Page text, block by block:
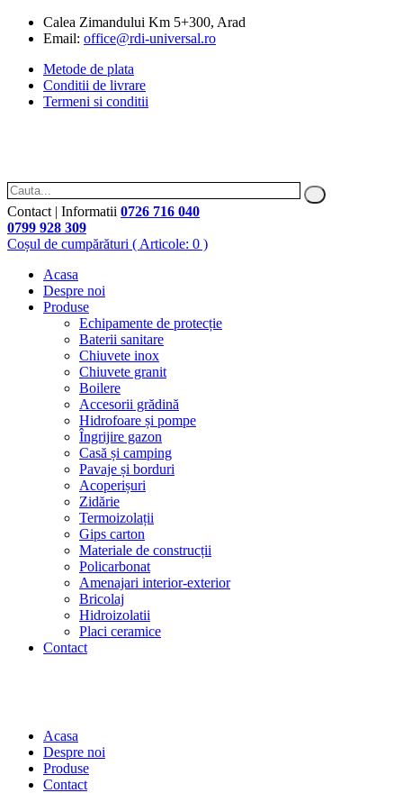
Calea Zimandului Km 5+300, Arad
Email: office@rdi-universal.ro
Metode de plata
Conditii de livrare
Termeni si conditii
Contact | Informatii 0726 716 040
0799 928 309
Coșul de cumpărături ( Articole: 0 )
Acasa
Despre noi
Produse
Echipamente de protecție
Baterii sanitare
Chiuvete inox
Chiuvete granit
Boilere
Accesorii grădină
Hidrofoare și pompe
Îngrijire gazon
Casă și camping
Pavaje și borduri
Acoperișuri
Zidărie
Termoizolații
Gips carton
Materiale de construcții
Policarbonat
Amenajari interior-exterior
Bricolaj
Hidroizolatii
Placi ceramice
Contact
Acasa
Despre noi
Produse
Contact